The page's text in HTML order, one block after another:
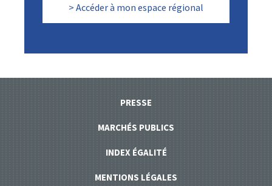
> Accéder à mon espace régional
PRESSE
MARCHÉS PUBLICS
INDEX ÉGALITÉ
MENTIONS LÉGALES